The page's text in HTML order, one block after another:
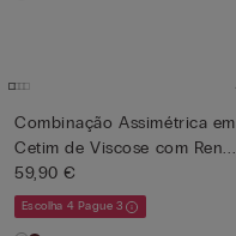
Combinação Assimétrica em
Cetim de Viscose com Ren...
59,90 €
Escolha 4 Pague 3